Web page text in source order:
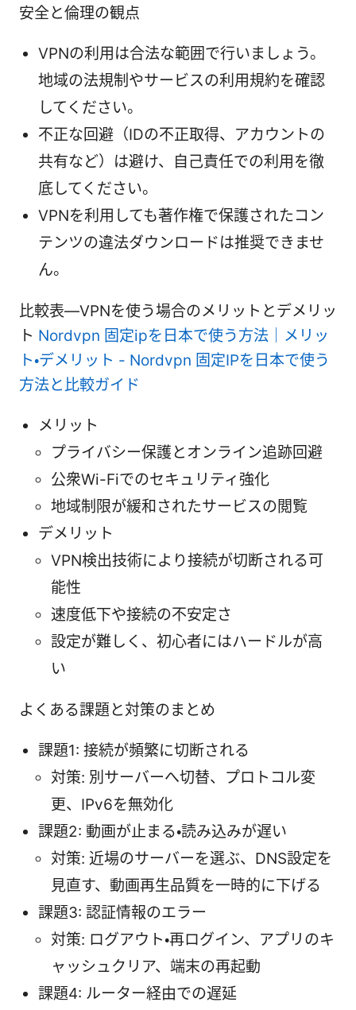
安全と倫理の観点
VPNの利用は合法な範囲で行いましょう。
地域の法規制やサービスの利用規約を確認
してください。
不正な回避（IDの不正取得、アカウントの
共有など）は避け、自己責任での利用を徹
底してください。
VPNを利用しても著作権で保護されたコン
テンツの違法ダウンロードは推奨できませ
ん。
比較表—VPNを使う場合のメリットとデメリッ
ト Nordvpn 固定ipを日本で使う方法｜メリッ
ト・デメリット - Nordvpn 固定IPを日本で使う
方法と比較ガイド
メリット
プライバシー保護とオンライン追跡回避
公衆Wi-Fiでのセキュリティ強化
地域制限が緩和されたサービスの閲覧
デメリット
VPN検出技術により接続が切断される可
能性
速度低下や接続の不安定さ
設定が難しく、初心者にはハードルが高
い
よくある課題と対策のまとめ
課題1: 接続が頻繁に切断される
対策: 別サーバーへ切替、プロトコル変
更、IPv6を無効化
課題2: 動画が止まる・読み込みが遅い
対策: 近場のサーバーを選ぶ、DNS設定を
見直す、動画再生品質を一時的に下げる
課題3: 認証情報のエラー
対策: ログアウト・再ログイン、アプリのキ
ャッシュクリア、端末の再起動
課題4: ルーター経由での遅延